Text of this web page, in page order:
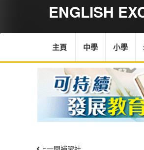
ENGLISH
主頁 中學 小學